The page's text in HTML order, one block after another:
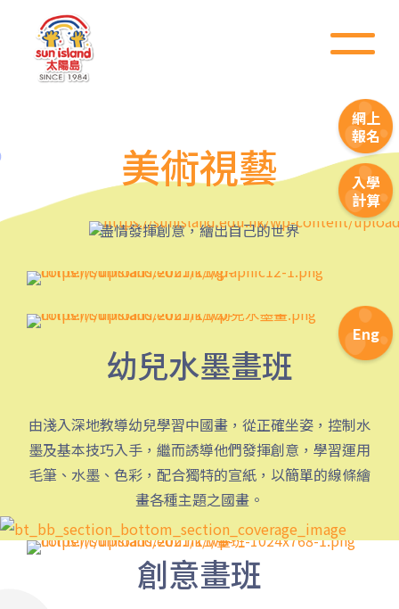
保姆車2
前往方法
深水埗站, 奧運站, 南昌站
2E, 12, 18, 31B, 914, 970, 702,
K16
小巴
12B, 46, 70
前往方法
土瓜灣分校
巴士
3B, 5, 5A, 5C, 5D, 11, 11B,
11K, 11X, 12A, 14, 15, 17, 21,
26, 28, 61X, 85A, 85C, 93K,
101, 106, 107, 111, 116, 297,
796X, A22, E23
28M, 49
美術視藝
盡情發揮創意，繪出自己的世界
幼兒水墨畫班
由淺入深地教導幼兒學習中國畫，從正確坐姿，控制水
墨及基本技巧入手，繼而誘導他們發揮創意，學習運用
毛筆、水墨、色彩，配合獨特的宣紙，以簡單的線條繪
畫各種主題之國畫。
創意畫班
Eng
網上
報名
入學
計算